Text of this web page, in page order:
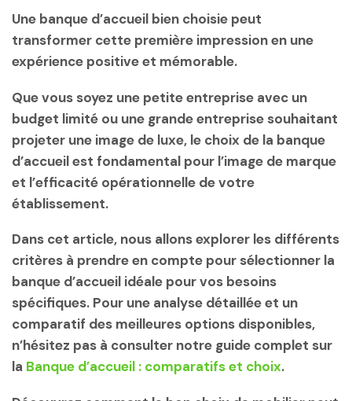
Une banque d’accueil bien choisie peut
transformer cette première impression en une
expérience positive et mémorable.
Que vous soyez une petite entreprise avec un
budget limité ou une grande entreprise souhaitant
projeter une image de luxe, le choix de la banque
d’accueil est fondamental pour l’image de marque
et l’efficacité opérationnelle de votre
établissement.
Dans cet article, nous allons explorer les différents
critères à prendre en compte pour sélectionner la
banque d’accueil idéale pour vos besoins
spécifiques. Pour une analyse détaillée et un
comparatif des meilleures options disponibles,
n’hésitez pas à consulter notre guide complet sur
la Banque d’accueil : comparatifs et choix.